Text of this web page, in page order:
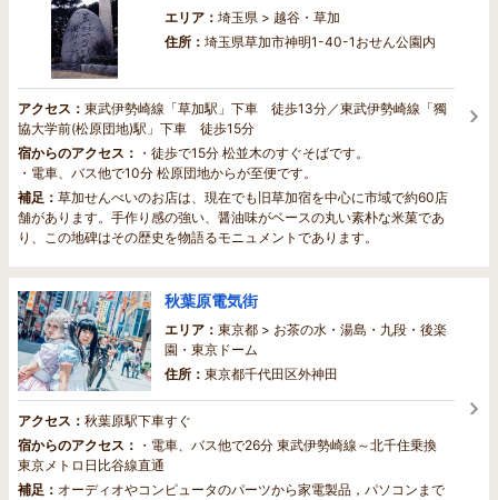
エリア： 埼玉県 > 越谷・草加
住所： 埼玉県草加市神明1-40-1おせん公園内
アクセス： 東武伊勢崎線「草加駅」下車 徒歩13分／東武伊勢崎線「獨
協大学前(松原団地)駅」下車 徒歩15分
宿からのアクセス： ・徒歩で15分 松並木のすぐそばです。
・電車、バス他で10分 松原団地からが至便です。
補足： 草加せんべいのお店は、現在でも旧草加宿を中心に市域で約60店
舗があります。手作り感の強い、醤油味がベースの丸い素朴な米菓であ
り、この地碑はその歴史を物語るモニュメントであります。
秋葉原電気街
エリア： 東京都 > お茶の水・湯島・九段・後楽
園・東京ドーム
住所： 東京都千代田区外神田
アクセス： 秋葉原駅下車すぐ
宿からのアクセス： ・電車、バス他で26分 東武伊勢崎線～北千住乗換
東京メトロ日比谷線直通
補足： オーディオやコンピュータのパーツから家電製品，パソコンまで